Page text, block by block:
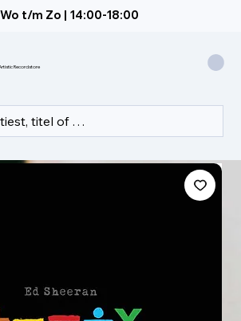
t/m Zo | 14:00-18:00
Recordstore